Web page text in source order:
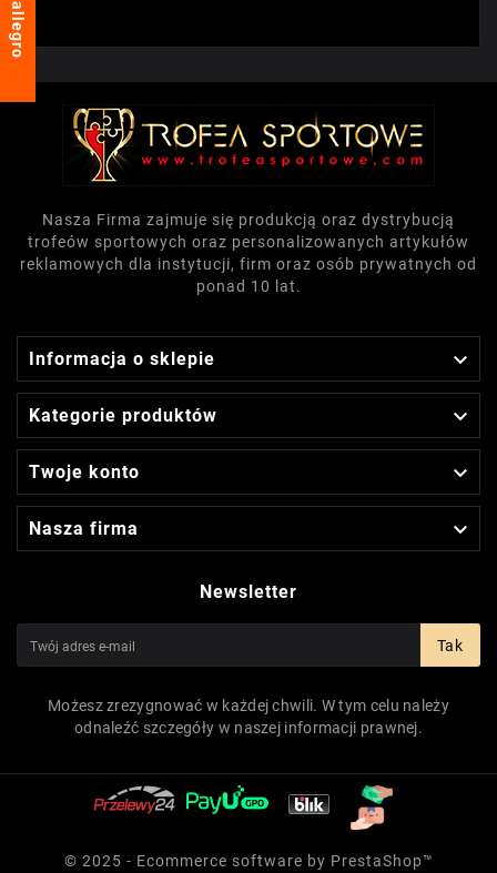
Nasza Firma zajmuje się produkcją oraz dystrybucją
trofeów sportowych oraz personalizowanych artykułów
reklamowych dla instytucji, firm oraz osób prywatnych od
ponad 10 lat.
Informacja o sklepie 
Kategorie produktów 
Twoje konto 
Nasza firma 
Newsletter
Tak
Możesz zrezygnować w każdej chwili. W tym celu należy
odnaleźć szczegóły w naszej informacji prawnej.
© 2025 - Ecommerce software by PrestaShop™
allegro